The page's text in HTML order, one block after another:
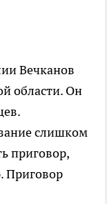
Вечканов
области. Он
слишком
приговор,
Приговор